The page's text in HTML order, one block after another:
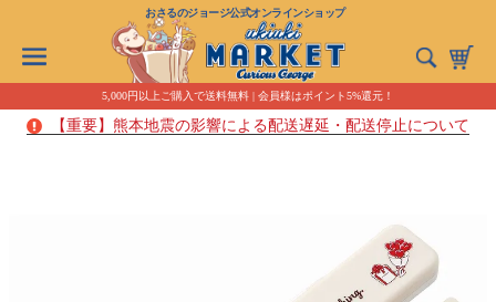
おさるのジョージ公式オンラインショップ
5,000円以上ご購入で送料無料 | 会員様はポイント5%還元！
【重要】熊本地震の影響による配送遅延・配送停止について